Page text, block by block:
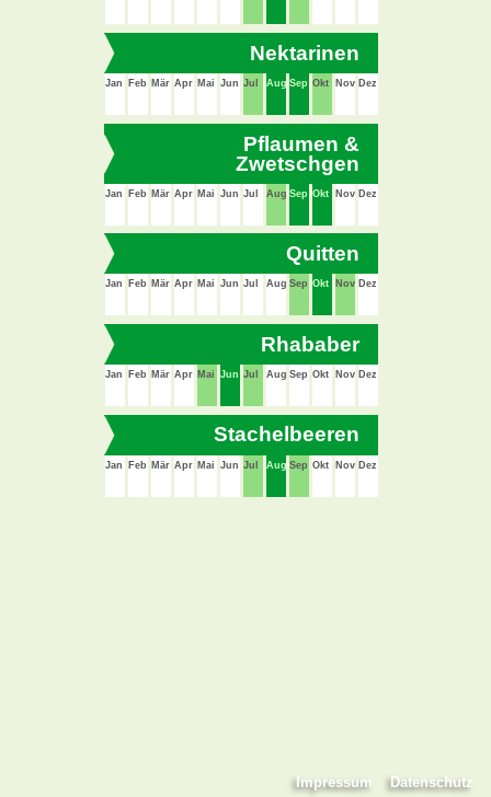
Nektarinen
Jan Feb Mär Apr Mai Jun Jul Aug Sep Okt Nov Dez
Pflaumen &
Zwetschgen
Jan Feb Mär Apr Mai Jun Jul Aug Sep Okt Nov Dez
Quitten
Jan Feb Mär Apr Mai Jun Jul Aug Sep Okt Nov Dez
Rhababer
Jan Feb Mär Apr Mai Jun Jul Aug Sep Okt Nov Dez
Stachelbeeren
Jan Feb Mär Apr Mai Jun Jul Aug Sep Okt Nov Dez
Impressum Datenschutz